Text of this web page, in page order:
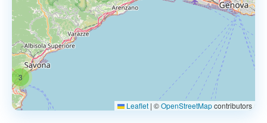
3
Leaflet | ©OpenStreetMapcontributors